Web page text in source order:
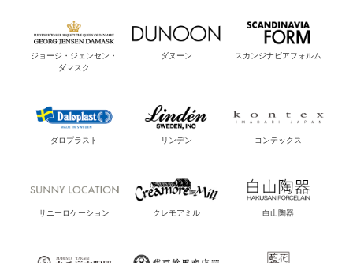
ジョージ・ジェンセン・
ダマスク
ダヌーン スカンジナビアフォルム
ダロプラスト リンデン コンテックス
サニーロケーション クレモアミル 白山陶器